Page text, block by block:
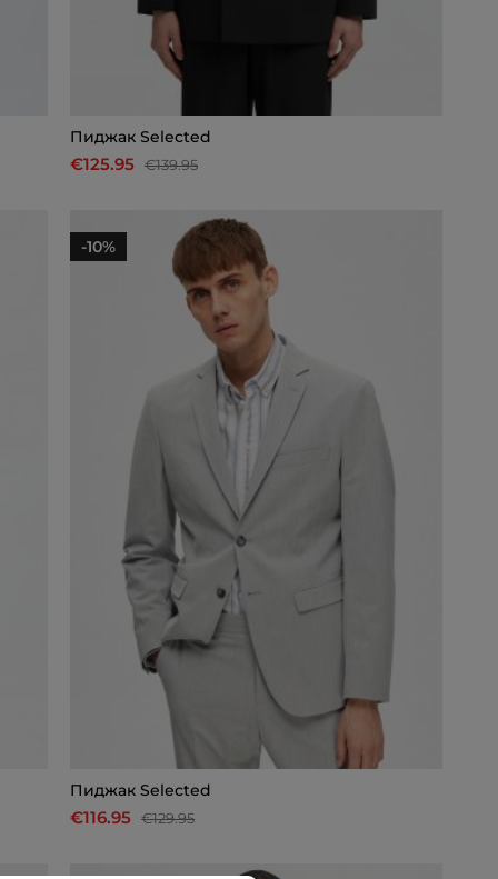
Пиджак Selected
€125.95 €139.95
-10%
Пиджак Selected
€116.95 €129.95